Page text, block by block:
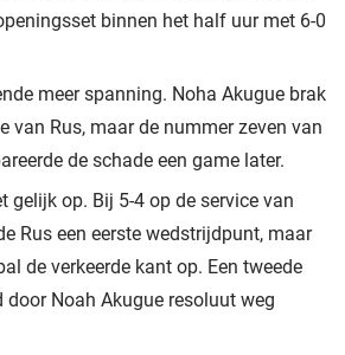
binnen het half uur met 6-0
meer spanning. Noha Akugue brak
van Rus, maar de nummer zeven van
de schade een game later.
gelijk op. Bij 5-4 op de service van
Rus een eerste wedstrijdpunt, maar
de verkeerde kant op. Een tweede
Noah Akugue resoluut weg